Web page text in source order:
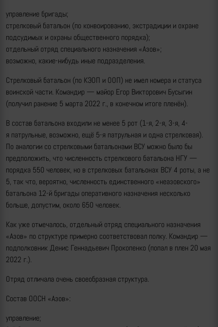
управление бригады;
стрелковый батальон (по конвоированию, экстрадиции и охране
подсудимых и охраны общественного порядка);
отдельный отряд специального назначения «Азов»;
возможно, какие-нибудь иные подразделения.
Стрелковый батальон (по КЭОП и ООП) не имел номера и статуса
воинской части. Командир — майор Егор Викторович Бусыгин
(получил ранение 5 марта 2022 г., в конечном итоге пленён).
В состав батальона входили не менее 5 рот (1-я, 2-я, 3-я, 4-
я патрульные, возможно, ещё 5-я патрульная и одна стрелковая).
По аналогии со стрелковыми батальонами ВСУ можно было бы
предположить, что численность стрелкового батальона НГУ —
порядка 550 человек, но в стрелковых батальонах ВСУ 4 роты, а не
5, так что, вероятно, численность единственного «неазовского»
батальона 12-й бригады оперативного назначения несколько
больше, допустим, около 650 человек.
Как уже отмечалось, отдельный отряд специального назначения
«Азов» по структуре примерно соответствовал полку. Командир —
подполковник Денис Геннадьевич Прокопенко (попал в плен 20 мая
2022 г.).
Отряд отличала очень своеобразная структура.
Состав ООСН «Азов»:
управление;